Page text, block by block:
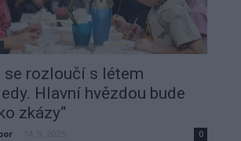
se rozloučí s létem
Hlavní hvězdou bude
zkázy“
0